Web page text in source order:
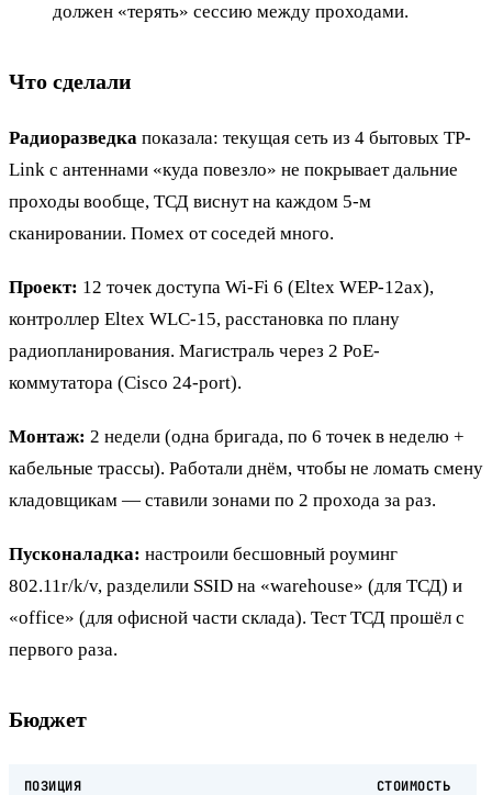
должен «терять» сессию между проходами.
Что сделали
Радиоразведка показала: текущая сеть из 4 бытовых TP-
Link с антеннами «куда повезло» не покрывает дальние
проходы вообще, ТСД виснут на каждом 5-м
сканировании. Помех от соседей много.
Проект: 12 точек доступа Wi-Fi 6 (Eltex WEP-12ax),
контроллер Eltex WLC-15, расстановка по плану
радиопланирования. Магистраль через 2 PoE-
коммутатора (Cisco 24-port).
Монтаж: 2 недели (одна бригада, по 6 точек в неделю +
кабельные трассы). Работали днём, чтобы не ломать смену
кладовщикам — ставили зонами по 2 прохода за раз.
Пусконаладка: настроили бесшовный роуминг
802.11r/k/v, разделили SSID на «warehouse» (для ТСД) и
«office» (для офисной части склада). Тест ТСД прошёл с
первого раза.
Бюджет
ПОЗИЦИЯ СТОИМОСТЬ